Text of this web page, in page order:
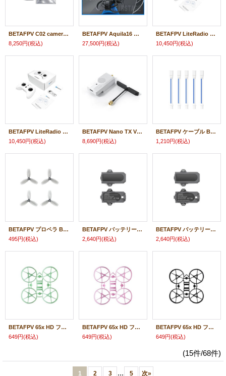
BETAFPV C02 camera ＋ Aquila16 VTX【Aquila16】22753
8,250円(税込)
BETAFPV Aquila16 ブラシレス クアッドコプター【ドローン・バッテリー・充電機】【ELRS 2.4G】【Beta-45mm 3ブレード プロペラ・C02 カメラ・Aquila 25-350mW VTX・1102|18000KV モーター】【20957】
27,500円(税込)
BETAFPV LiteRadio 3 Radio Transmitter 送信機【MODE2】【ELRSバージョン】（技適証明取得済み）【20297】
10,450円(税込)
BETAFPV LiteRadio 3 Radio Transmitter 送信機【MODE1】【ELRSバージョン】（技適証明取得済み）【20302】
10,450円(税込)
BETAFPV Nano TX V2モジュール Nano TX V2 Module【ELRS 2.4GHz】（技適証明取得済み）【21584】
8,690円(税込)
BETAFPV ケーブル BT2.0 Female-Male Adapter Cable【Aquila16 FPV】【21467】
1,210円(税込)
BETAFPV プロペラ Beta-45mm 3-Blades Propellers (1.5mm Shaft 4PCS)【推奨モーター:1102-1800０ブラシレスモーター】【Aquila16】【21468】
495円(税込)
BETAFPV バッテリー【1100mAh】Aquila16 Exclusive Battery (2PCS)(N/Sモード用)【20969】
2,640円(税込)
BETAFPV バッテリー【650mAh】Aquila16 Exclusive Battery (2PCS)(Mモード/フリースタイル用)【20968】
2,640円(税込)
BETAFPV 65x HD フレーム Meteor65 Brushless Whoop Frame(グリーン)【15977】
649円(税込)
BETAFPV 65x HD フレーム Meteor65 Brushless Whoop Frame(ピンク)【15978】
649円(税込)
BETAFPV 65x HD フレーム Meteor65 Brushless Whoop Frame(ブラック)【15976】
649円(税込)
(15件/68件)
1 2 3 ... 5 次»